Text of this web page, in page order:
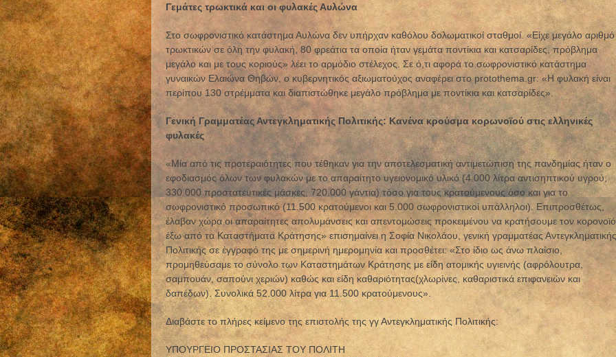
Γεμάτες τρωκτικά και οι φυλακές Αυλώνα
Στο σωφρονιστικό κατάστημα Αυλώνα δεν υπήρχαν καθόλου δολωματικοί σταθμοί. «Είχε μεγάλο αριθμό
τρωκτικών σε όλη την φυλακή, 80 φρεάτια τα οποία ήταν γεμάτα ποντίκια και κατσαρίδες, πρόβλημα
μεγάλο και με τους κοριούς» λέει το αρμόδιο στέλεχος. Σε ό,τι αφορά το σωφρονιστικό κατάστημα
γυναικών Ελαιώνα Θηβών, ο κυβερνητικός αξιωματούχος αναφέρει στο protothema.gr: «Η φυλακή είναι
περίπου 130 στρέμματα και διαπιστώθηκε μεγάλο πρόβλημα με ποντίκια και κατσαρίδες».
Γενική Γραμματέας Αντεγκληματικής Πολιτικής: Κανένα κρούσμα κορωνοϊού στις ελληνικές
φυλακές
«Μία από τις προτεραιότητες που τέθηκαν για την αποτελεσματική αντιμετώπιση της πανδημίας ήταν ο
εφοδιασμός όλων των φυλακών με το απαραίτητο υγειονομικό υλικό (4.000 λίτρα αντισηπτικού υγρού,
330.000 προστατευτικές μάσκες, 720.000 γάντια) τόσο για τους κρατούμενους όσο και για το
σωφρονιστικό προσωπικό (11.500 κρατούμενοι και 5.000 σωφρονιστικοί υπάλληλοι). Επιπροσθέτως,
έλαβαν χώρα οι απαραίτητες απολυμάνσεις και απεντομώσεις προκειμένου να κρατήσουμε τον κορονοϊό
έξω από τα Καταστήματα Κράτησης» επισημαίνει η Σοφία Νικολάου, γενική γραμματέας Αντεγκληματικής
Πολιτικής σε έγγραφό της με σημερινή ημερομηνία και προσθέτει: «Στο ίδιο ως άνω πλαίσιο,
προμηθεύσαμε το σύνολο των Καταστημάτων Κράτησης με είδη ατομικής υγιεινής (αφρόλουτρα,
σαμπουάν, σαπούνι χεριών) καθώς και είδη καθαριότητας(χλωρίνες, καθαριστικά επιφανειών και
δαπέδων). Συνολικά 52.000 λίτρα για 11.500 κρατούμενους».
Διαβάστε το πλήρες κείμενο της επιστολής της γγ Αντεγκληματικής Πολιτικής:
ΥΠΟΥΡΓΕΙΟ ΠΡΟΣΤΑΣΙΑΣ ΤΟΥ ΠΟΛΙΤΗ